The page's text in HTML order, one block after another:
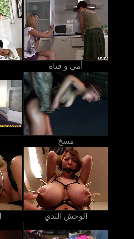
أمي و فتاة
مسخ
الوحش الثدي